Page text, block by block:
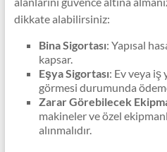
dikkate alabilirsiniz:
Bina Sigortası: Yapısal
kapsar.
Eşya Sigortası: Ev veya iş
görmesi durumunda
Zarar Görebilecek
makineler ve özel
alınmalıdır.